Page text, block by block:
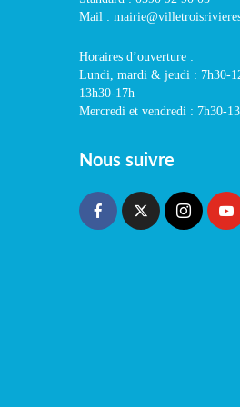
Mail :
Horaires d’ouverture :
Lundi, mardi & jeudi : 7h30-
13h30-17h
Mercredi et vendredi : 7h30-
Nous suivre